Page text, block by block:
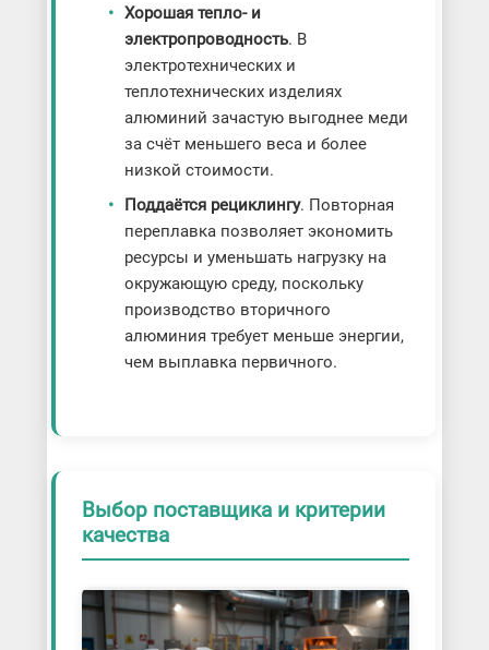
Хорошая тепло- и
электропроводность. В
электротехнических и
теплотехнических изделиях
алюминий зачастую выгоднее меди
за счёт меньшего веса и более
низкой стоимости.
Поддаётся рециклингу. Повторная
переплавка позволяет экономить
ресурсы и уменьшать нагрузку на
окружающую среду, поскольку
производство вторичного
алюминия требует меньше энергии,
чем выплавка первичного.
Выбор поставщика и критерии
качества